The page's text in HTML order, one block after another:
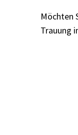
Möchten
Trauung